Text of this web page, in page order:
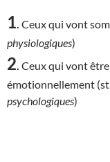
1 Ceux qui vont
physiologiques)
2 Ceux qui vont
émotionnellement
psychologiques)